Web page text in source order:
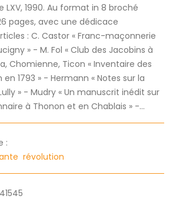
LXV, 1990. Au format in 8 broché
pages, avec une dédicace
: C. Castor « Franc-maçonnerie
» - M. Fol « Club des Jacobins à
Chomienne, Ticon « Inventaire des
1793 » - Hermann « Notes sur la
» - Mudry « Un manuscrit inédit sur
à Thonon et en Chablais » -...
:
révolution